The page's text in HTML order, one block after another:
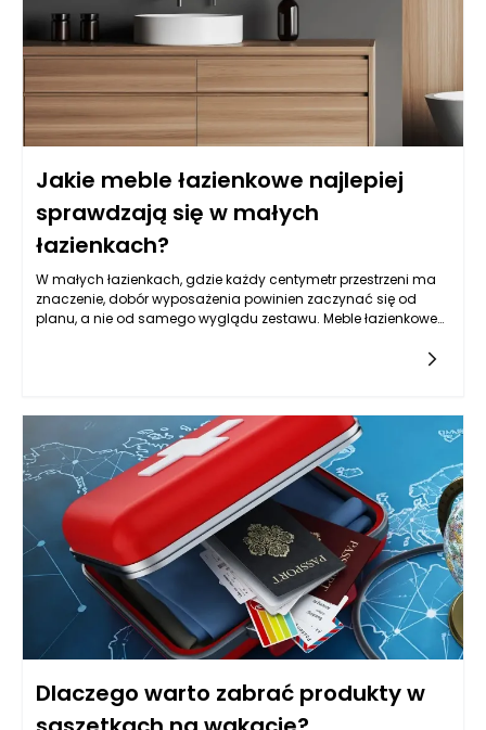
Jakie meble łazienkowe najlepiej
sprawdzają się w małych
łazienkach?
W małych łazienkach, gdzie każdy centymetr przestrzeni ma
znaczenie, dobór wyposażenia powinien zaczynać się od
planu, a nie od samego wyglądu zestawu. Meble łazienkowe
warto sprawdzić, gdzie faktycznie możesz stanąć, jak szeroko
otwiera się kabina, czy przy umywalce jest miejsce na
wygodne schylenie się i czy przejście nie będzie blokowane
przez wystające fronty. W tej skali nawet kilka centymetrów
różnicy w głębokości potrafi zmienić komfort użytkowania.
Meble łazienkowe powinny też rozwiązywać typowy problem
małej przestrzeni, czyli „nadmiar drobiazgów na wierzchu”. Im
lepiej zaprojektowane przechowywanie, tym mniej rzeczy stoi
na blacie, a łazienka wygląda na większą, czystszą i
spokojniejszą w odbiorze. W zamkniętych przestrzeniach
najlepiej sprawdzają się rozwiązania lekkie wizualnie, z
prostymi liniami, ale też praktyczne: łatwe do mycia, odporne
na wilgoć i takie, które pozwalają zachować porządek bez
Dlaczego warto zabrać produkty w